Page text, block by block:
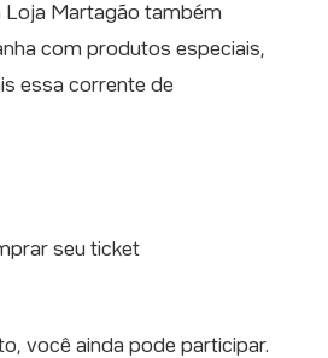
Loja Martagão também
com produtos especiais,
essa corrente de
seu ticket
você ainda pode participar.